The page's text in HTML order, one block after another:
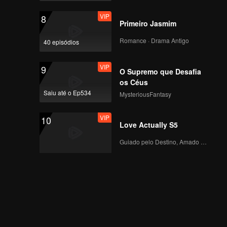
8
40 episódios
VIP
Primeiro Jasmim
Romance · Drama Antigo
9
Saiu até o Ep534
VIP
O Supremo que Desafia
os Céus
MysteriousFantasy
10 VIP
Love Actually S5